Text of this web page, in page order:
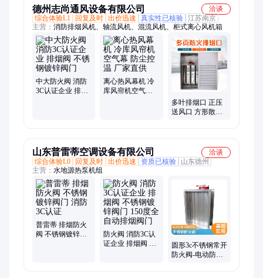
德州志尚通风设备有限公司
洽谈
综合体验L1
回复及时 出价迅速 真实性已核验 江苏南京
主营： 消防排烟风机、轴流风机、混流风机、柜式离心风机箱
中大防火阀 消防
3C认证企业 排烟
离心热风幕机 冷
库风帘机空气幕
多叶排烟口 正压
送风口 方形散流
山东普雷蒂空调设备有限公司
洽谈
综合体验L0
回复及时 出价迅速 资质已核验
山东德州
主营： 水地源热泵机组
普雷蒂 排烟防火
阀 不锈钢镀锌阀
防火阀 消防3C认
证企业 排烟阀 不
圆形3c不锈钢常开
防火阀-电动防烟